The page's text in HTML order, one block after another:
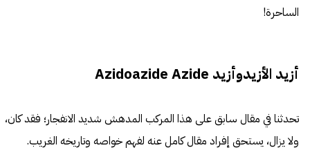
الساحرة!
أزيد الأزيدوأزيد Azidoazide Azide
تحدثنا في مقال سابق على هذا المركب المدهش شديد الانفجار؛ فقد كان،
ولا يزال، يستحق إفراد مقال كامل عنه لفهم خواصه وتاريخه الغريب.